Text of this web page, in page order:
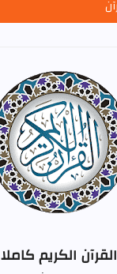
القرآن الكريم كاملا